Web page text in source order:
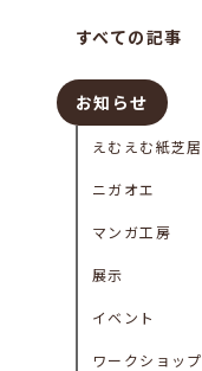
すべての記事
お知らせ
えむえむ紙芝居
ニガオエ
マンガ工房
展示
イベント
ワークショップ